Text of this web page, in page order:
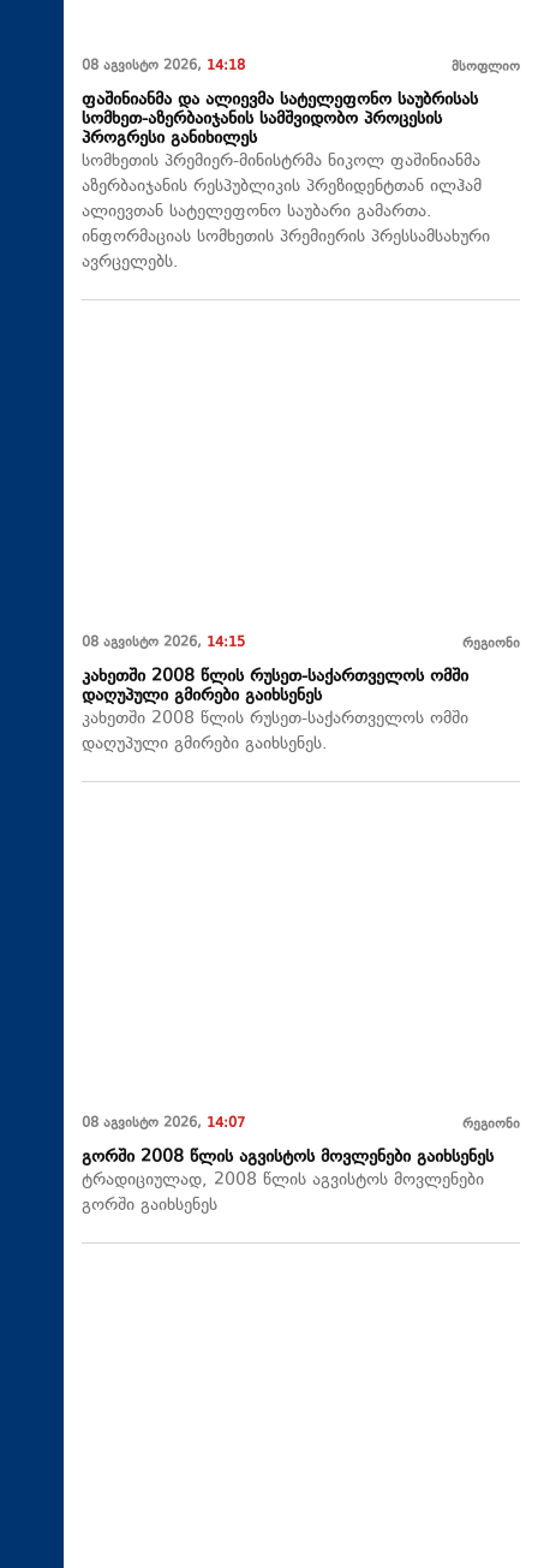
08 აგვისტო 2026, 14:18 მსოფლიო
ფაშინიანმა და ალიევმა სატელეფონო საუბრისას
სომხეთ-აზერბაიჯანის სამშვიდობო პროცესის
პროგრესი განიხილეს
სომხეთის პრემიერ-მინისტრმა ნიკოლ ფაშინიანმა
აზერბაიჯანის რესპუბლიკის პრეზიდენტთან ილჰამ
ალიევთან სატელეფონო საუბარი გამართა.
ინფორმაციას სომხეთის პრემიერის პრესსამსახური
ავრცელებს.
08 აგვისტო 2026, 14:15 რეგიონი
კახეთში 2008 წლის რუსეთ-საქართველოს ომში
დაღუპული გმირები გაიხსენეს
კახეთში 2008 წლის რუსეთ-საქართველოს ომში
დაღუპული გმირები გაიხსენეს.
08 აგვისტო 2026, 14:07 რეგიონი
გორში 2008 წლის აგვისტოს მოვლენები გაიხსენეს
ტრადიციულად, 2008 წლის აგვისტოს მოვლენები
გორში გაიხსენეს